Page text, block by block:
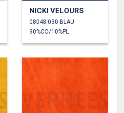
NICKI VELOURS
08048.030 BLAU
90%CO/10%PL